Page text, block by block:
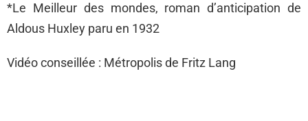
*Le Meilleur des mondes, roman d’anticipation de
Aldous Huxley paru en 1932
Vidéo conseillée : Métropolis de Fritz Lang